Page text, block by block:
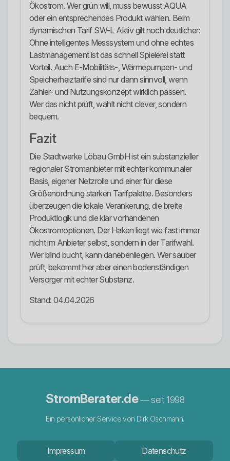
Ökostrom. Wer grün will, muss bewusst AQUA
oder ein entsprechendes Produkt wählen. Beim
dynamischen Tarif SW-L Aktiv gilt noch deutlicher:
Ohne intelligentes Messsystem und ohne echtes
Lastmanagement ist das schnell Spielerei statt
Vorteil. Auch E-Mobilitäts-, Wärmepumpen- und
Speicherheiztarife sind nur dann sinnvoll, wenn
Zähler- und Nutzungskonzept wirklich passen.
Wer das nicht prüft, wählt nicht clever, sondern
bequem.
Fazit
Die Stadtwerke Löbau GmbH ist ein substanzieller
regionaler Stromanbieter mit echter kommunaler
Basis, eigener Netzrolle und einer für diese
Größenordnung starken Tarifpalette. Besonders
überzeugen die lokale Verankerung, die breite
Produktlogik und die klar vorhandenen
Ökostromoptionen. Der Haken liegt wie fast immer
nicht im Anbieter selbst, sondern in der Tarifwahl.
Wer blind bucht, kann danebenliegen. Wer sauber
prüft, bekommt hier aber einen bodenständigen
Versorger mit echter Substanz.
Stand: 04.04.2026
StromBerater.de— seit 1998
Ein persönlicher Service von Dirk Oschmann.
Impressum Datenschutz